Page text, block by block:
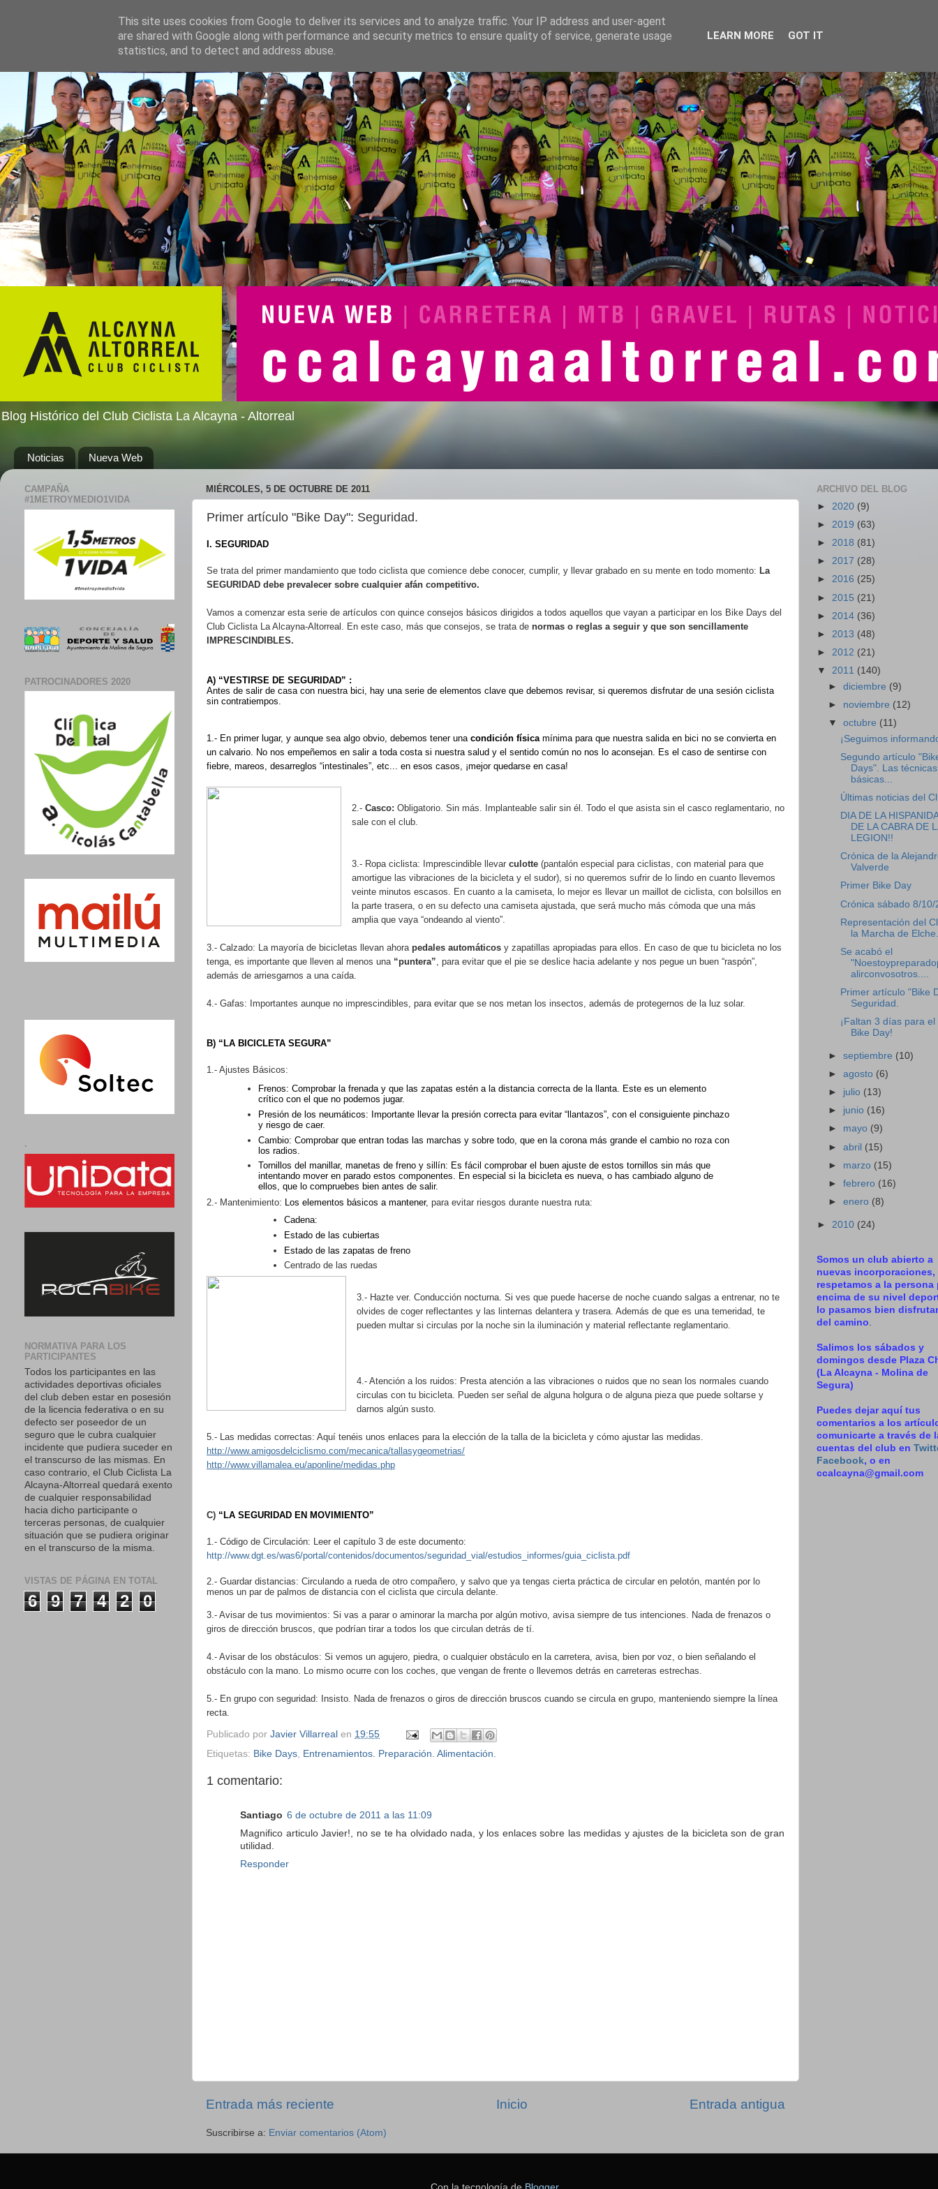
Blog Histórico del Club Ciclista La Alcayna - Altorreal
Noticias Nueva Web
MIÉRCOLES, 5 DE OCTUBRE DE 2011
Primer artículo "Bike Day": Seguridad.
I. SEGURIDAD
Se trata del primer mandamiento que todo ciclista que comience debe conocer, cumplir, y llevar grabado en su mente en todo momento: La
SEGURIDAD debe prevalecer sobre cualquier afán competitivo.
Vamos a comenzar esta serie de artículos con quince consejos básicos dirigidos a todos aquellos que vayan a participar en los Bike Days del
Club Ciclista La Alcayna-Altorreal. En este caso, más que consejos, se trata de normas o reglas a seguir y que son sencillamente
IMPRESCINDIBLES.
A) “VESTIRSE DE SEGURIDAD” :
Antes de salir de casa con nuestra bici, hay una serie de elementos clave que debemos revisar, si queremos disfrutar de una sesión ciclista
sin contratiempos.
1.- En primer lugar, y aunque sea algo obvio, debemos tener una condición física mínima para que nuestra salida en bici no se convierta en
un calvario. No nos empeñemos en salir a toda costa si nuestra salud y el sentido común no nos lo aconsejan. Es el caso de sentirse con
fiebre, mareos, desarreglos “intestinales”, etc... en esos casos, ¡mejor quedarse en casa!
2.- Casco: Obligatorio. Sin más. Implanteable salir sin él. Todo el que asista sin el casco reglamentario, no
sale con el club.
3.- Ropa ciclista: Imprescindible llevar culotte(pantalón especial para ciclistas, con material para que
amortigue las vibraciones de la bicicleta y el sudor), si no queremos sufrir de lo lindo en cuanto llevemos
veinte minutos escasos. En cuanto a la camiseta, lo mejor es llevar un maillot de ciclista, con bolsillos en
la parte trasera, o en su defecto una camiseta ajustada, que será mucho más cómoda que una más
amplia que vaya “ondeando al viento”.
3.- Calzado: La mayoría de bicicletas llevan ahora pedales automáticos y zapatillas apropiadas para ellos. En caso de que tu bicicleta no los
tenga, es importante que lleven al menos una “puntera” , para evitar que el pie se deslice hacia adelante y nos pegue un buen “raspón”,
además de arriesgarnos a una caída.
4.- Gafas: Importantes aunque no imprescindibles, para evitar que se nos metan los insectos, además de protegernos de la luz solar.
B) “LA BICICLETA SEGURA”
1.- Ajustes Básicos:
Frenos: Comprobar la frenada y que las zapatas estén a la distancia correcta de la llanta. Este es un elemento
crítico con el que no podemos jugar.
Presión de los neumáticos: Importante llevar la presión correcta para evitar “llantazos”, con el consiguiente pinchazo
y riesgo de caer.
Cambio: Comprobar que entran todas las marchas y sobre todo, que en la corona más grande el cambio no roza con
los radios.
Tornillos del manillar, manetas de freno y sillín: Es fácil comprobar el buen ajuste de estos tornillos sin más que
intentando mover en parado estos componentes. En especial si la bicicleta es nueva, o has cambiado alguno de
ellos, que lo compruebes bien antes de salir.
2.- Mantenimiento: Los elementos básicos a mantener, para evitar riesgos durante nuestra ruta:
Cadena:
Estado de las cubiertas
Estado de las zapatas de freno
Centrado de las ruedas
3.- Hazte ver. Conducción nocturna. Si ves que puede hacerse de noche cuando salgas a entrenar, no te
olvides de coger reflectantes y las linternas delantera y trasera. Además de que es una temeridad, te
pueden multar si circulas por la noche sin la iluminación y material reflectante reglamentario.
4.- Atención a los ruidos: Presta atención a las vibraciones o ruidos que no sean los normales cuando
circulas con tu bicicleta. Pueden ser señal de alguna holgura o de alguna pieza que puede soltarse y
darnos algún susto.
5.- Las medidas correctas: Aquí tenéis unos enlaces para la elección de la talla de la bicicleta y cómo ajustar las medidas.
http://www.amigosdelciclismo com/mecanica/tallasygeometrias/
http://www.villamalea eu/aponline/medidas php
C) “LA SEGURIDAD EN MOVIMIENTO”
1.- Código de Circulación: Leer el capítulo 3 de este documento:
http://www.dgt.es/was6/portal/contenidos/documentos/seguridad_vial/estudios_informes/guia_ciclista.pdf
2.- Guardar distancias: Circulando a rueda de otro compañero, y salvo que ya tengas cierta práctica de circular en pelotón, mantén por lo
menos un par de palmos de distancia con el ciclista que circula delante.
3.- Avisar de tus movimientos: Si vas a parar o aminorar la marcha por algún motivo, avisa siempre de tus intenciones. Nada de frenazos o
giros de dirección bruscos, que podrían tirar a todos los que circulan detrás de tí.
4.- Avisar de los obstáculos: Si vemos un agujero, piedra, o cualquier obstáculo en la carretera, avisa, bien por voz, o bien señalando el
obstáculo con la mano. Lo mismo ocurre con los coches, que vengan de frente o llevemos detrás en carreteras estrechas.
5.- En grupo con seguridad: Insisto. Nada de frenazos o giros de dirección bruscos cuando se circula en grupo, manteniendo siempre la línea
recta.
Publicado por Javier Villarreal en 19:55
Etiquetas: Bike Days, Entrenamientos. Preparación. Alimentación.
1 comentario:
Santiago 6 de octubre de 2011 a las 11:09
Magnifico articulo Javier!, no se te ha olvidado nada, y los enlaces sobre las medidas y ajustes de la bicicleta son de gran
utilidad.
Responder
Entrada más reciente Entrada antigua
Inicio
Suscribirse a: Enviar comentarios (Atom)
CAMPAÑA
#1METROYMEDIO1VIDA
PATROCINADORES 2020
.
NORMATIVA PARA LOS
PARTICIPANTES
Todos los participantes en las
actividades deportivas oficiales
del club deben estar en posesión
de la licencia federativa o en su
defecto ser poseedor de un
seguro que le cubra cualquier
incidente que pudiera suceder en
el transcurso de las mismas. En
caso contrario, el Club Ciclista La
Alcayna-Altorreal quedará exento
de cualquier responsabilidad
hacia dicho participante o
terceras personas, de cualquier
situación que se pudiera originar
en el transcurso de la misma.
VISTAS DE PÁGINA EN TOTAL
6 9 7 4 2 0
ARCHIVO DEL BLOG
► 2020 (9)
► 2019 (63)
► 2018 (81)
► 2017 (28)
► 2016 (25)
► 2015 (21)
► 2014 (36)
► 2013 (48)
► 2012 (21)
▼ 2011 (140)
►diciembre (9)
► noviembre (12)
▼octubre (11)
¡Seguimos
Segundo artículo
Days". Las técnicas
básicas...
Últimas noticias del
DIA DE LA
DE LA CABRA DE
LEGION!!
Crónica de la
Valverde
Primer Bike Day
Crónica sábado 8/10/
Representación del
la Marcha de Elche.
Se acabó el
alirconvosotros....
Primer artículo "Bike
Seguridad.
¡Faltan 3 días para el
Bike Day!
►septiembre (10)
►agosto (6)
► julio (13)
► junio (16)
► mayo (9)
►abril (15)
► marzo (15)
►febrero (16)
►enero (8)
► 2010 (24)
Somos un club abierto a
nuevas incorporaciones,
respetamos a la persona
encima de su nivel
lo pasamos bien
del camino.
Salimos los sábados y
domingos desde Plaza
(La Alcayna - Molina de
Segura)
Puedes dejar aquí tus
comentarios a los
comunicarte a través de
cuentas del club en
Facebook, o en
ccalcayna@gmail.com
This site uses cookies from Google to deliver its services and to analyze traffic. Your IP address and user-agent
are shared with Google along with performance and security metrics to ensure quality of service, generate usage
statistics, and to detect and address abuse.
LEARN MORE GOT IT